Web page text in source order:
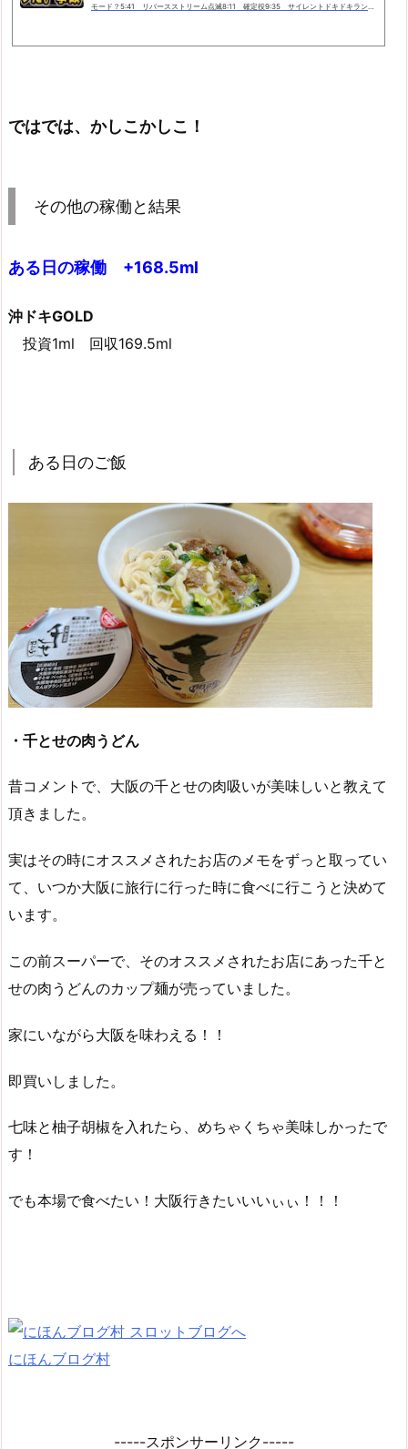
モード？5:41 リバースストリーム点滅8:11 確定役9:35 サイレントドキドキランプ
ではでは、かしこかしこ！
その他の稼働と結果
ある日の稼働 +168.5ml
沖ドキGOLD
投資1ml 回収169.5ml
ある日のご飯
・千とせの肉うどん
昔コメントで、大阪の千とせの肉吸いが美味しいと教えて
頂きました。
実はその時にオススメされたお店のメモをずっと取ってい
て、いつか大阪に旅行に行った時に食べに行こうと決めて
います。
この前スーパーで、そのオススメされたお店にあった千と
せの肉うどんのカップ麺が売っていました。
家にいながら大阪を味わえる！！
即買いしました。
七味と柚子胡椒を入れたら、めちゃくちゃ美味しかったで
す！
でも本場で食べたい！大阪行きたいいいぃぃ！！！
にほんブログ村
-----スポンサーリンク-----